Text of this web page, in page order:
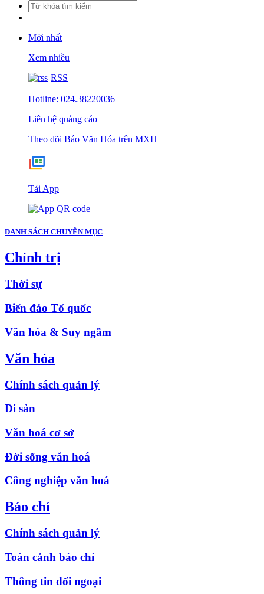
Mới nhất
Xem nhiều
RSS
Hotline: 024.38220036
Liên hệ quảng cáo
Theo dõi Báo Văn Hóa trên MXH
Tải App
DANH SÁCH CHUYÊN MỤC
Chính trị
Thời sự
Biển đảo Tổ quốc
Văn hóa & Suy ngẫm
Văn hóa
Chính sách quản lý
Di sản
Văn hoá cơ sở
Đời sống văn hoá
Công nghiệp văn hoá
Báo chí
Chính sách quản lý
Toàn cảnh báo chí
Thông tin đối ngoại